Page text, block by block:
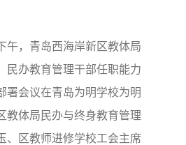
午，青岛西海岸新区教体局
民办教育管理干部任职能力
署会议在青岛为明学校为明
教体局民办与终身教育管理
、区教师进修学校工会主席